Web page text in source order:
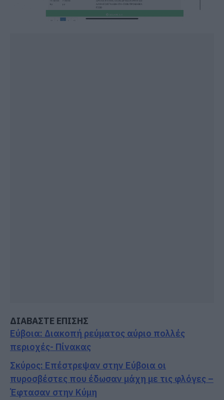
ΔΙΑΒΑΣΤΕ ΕΠΙΣΗΣ
Εύβοια: Διακοπή ρεύματος αύριο πολλές
περιοχές- Πίνακας
Σκύρος: Επέστρεψαν στην Εύβοια οι
πυροσβέστες που έδωσαν μάχη με τις φλόγες –
Έφτασαν στην Κύμη